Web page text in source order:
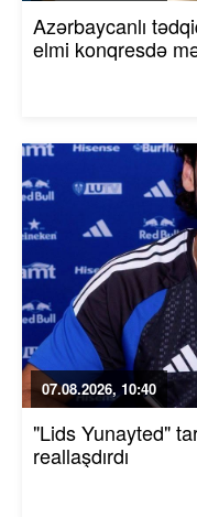
Azərbaycanlı
elmi konqresdə
07.08.2026, 10:40
"Lids Yunayted"
reallaşdırdı